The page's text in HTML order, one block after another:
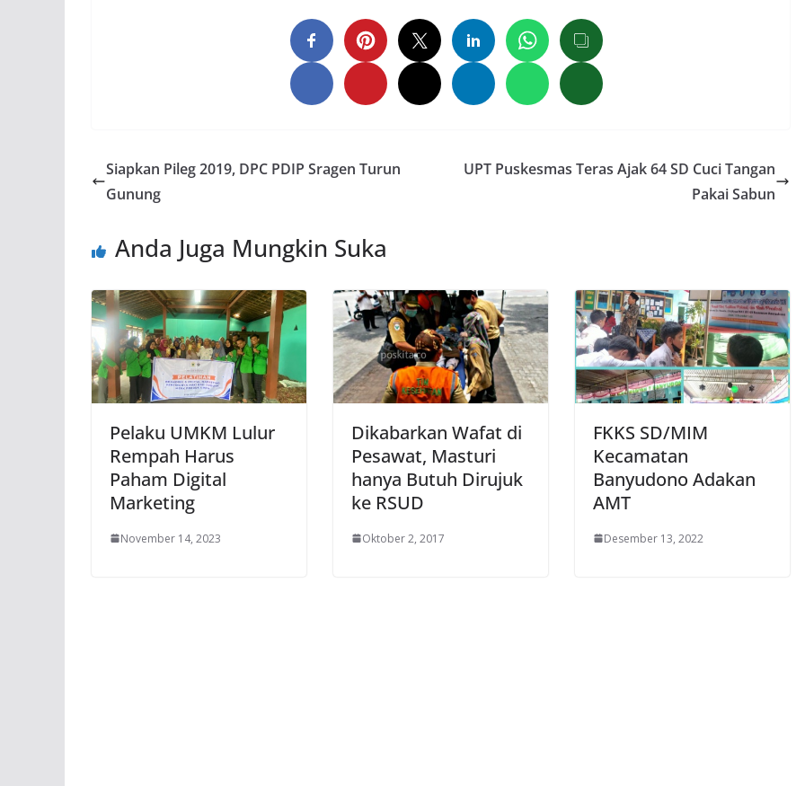
Siapkan Pileg 2019, DPC PDIP Sragen Turun
Gunung
UPT Puskesmas Teras Ajak 64 SD Cuci Tangan
Pakai Sabun
Anda Juga Mungkin Suka
Pelaku UMKM Lulur
Rempah Harus
Paham Digital
Marketing
November 14, 2023
Dikabarkan Wafat di
Pesawat, Masturi
hanya Butuh Dirujuk
ke RSUD
Oktober 2, 2017
FKKS SD/MIM
Kecamatan
Banyudono Adakan
AMT
Desember 13, 2022